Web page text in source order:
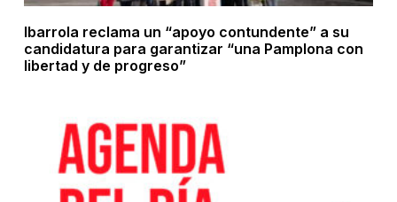
Ibarrola reclama un “apoyo contundente” a su
candidatura para garantizar “una Pamplona con
libertad y de progreso”